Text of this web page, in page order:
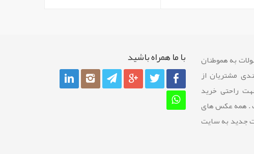
به هموطنان
مشتريان از
راحتی خرید
. همه عکس های
جدید به سایت
با ما همراه باشيد